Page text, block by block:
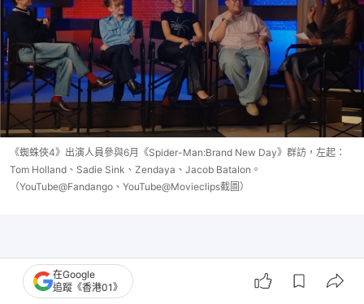
《蜘蛛俠4》出演人員參與6月《Spider-Man:Brand New Day》群訪，左起：
Tom Holland、Sadie Sink、Zendaya、Jacob Batalon。
（YouTube@Fandango、YouTube@Movieclips截圖）
在Google
追蹤《香港01》